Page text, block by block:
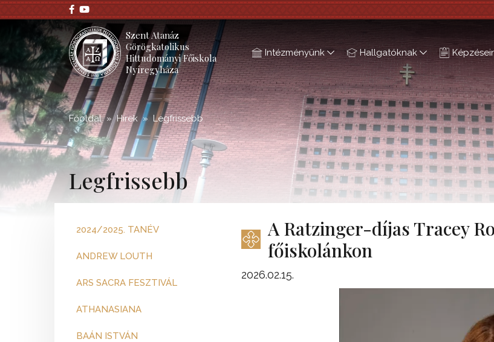
;
Szent Atanáz
Görögkatolikus
Hittudományi Főiskola
Nyíregyháza
Intézményünk Hallgatóknak
Főoldal Hírek Legfrissebb
Legfrissebb
2024/2025. TANÉV
ANDREW LOUTH
ARS SACRA FESZTIVÁL
ATHANASIANA
BAÁN ISTVÁN
A Ratzinger-díjas Tracey
főiskolánkon
2026.02.15.